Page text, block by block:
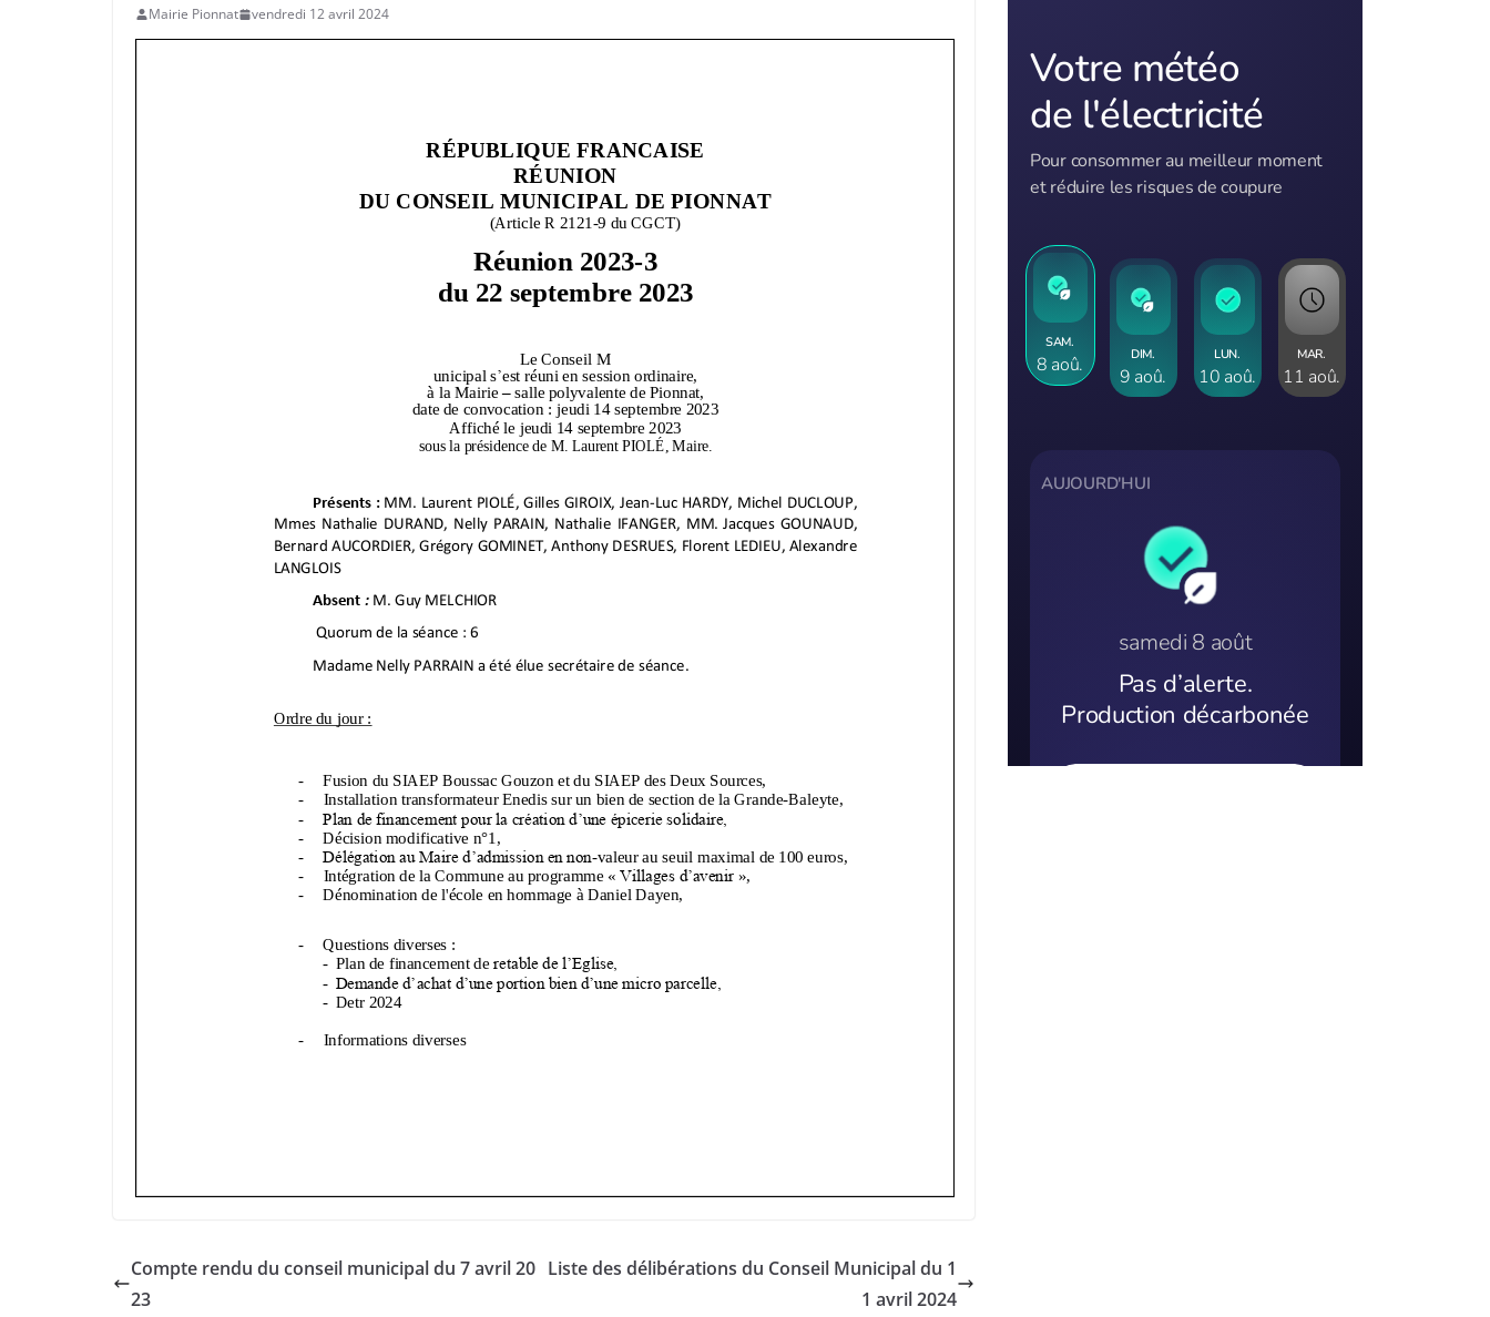
Mairie Pionnat vendredi 12 avril 2024
Compte rendu du conseil municipal du 7 avril 20
23
Liste des délibérations du Conseil Municipal du 1
1 avril 2024